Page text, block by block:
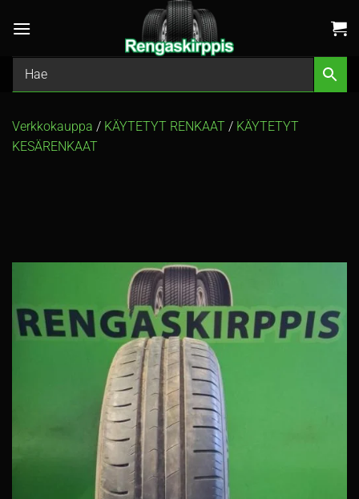
Verkkokauppa / KÄYTETYT RENKAAT / KÄYTETYT
KESÄRENKAAT